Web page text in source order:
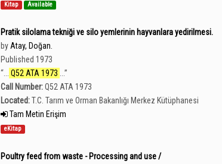
Kitap Available
Pratik silolama tekniği ve silo yemlerinin hayvanlara yedirilmesi.
by Atay, Doğan.
Published 1973
“
Q52 ATA 1973
”
Call Number:Q52 ATA 1973
Located:T.C. Tarım ve Orman Bakanlığı Merkez Kütüphanesi
Tam Metin Erişim
eKitap
Poultry feed from waste - Processing and use /